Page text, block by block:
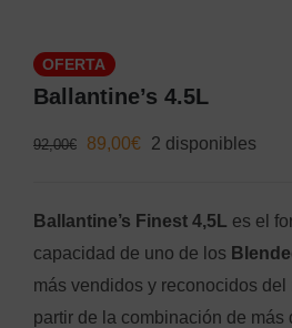
OFERTA
Ballantine’s 4.5L
92,00€
El
89,00€ El2 disponibles
Ballantine’s Finest 4,5L es el
capacidad de uno de los
más vendidos y reconocidos
partir de la combinación de más